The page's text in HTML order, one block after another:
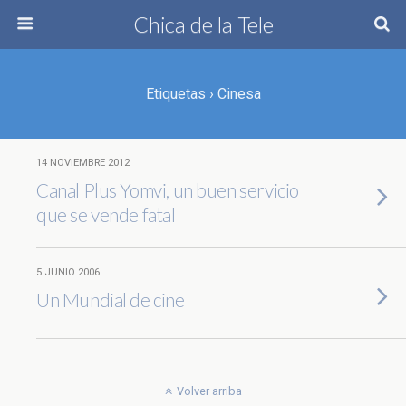
Chica de la Tele
Etiquetas › Cinesa
14 NOVIEMBRE 2012
Canal Plus Yomvi, un buen servicio
que se vende fatal
5 JUNIO 2006
Un Mundial de cine
Volver arriba